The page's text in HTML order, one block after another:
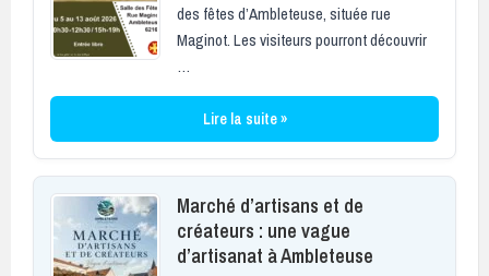
des fêtes d’Ambleteuse, située rue
Maginot. Les visiteurs pourront découvrir
…
Lire la suite »
Marché d’artisans et de
créateurs : une vague
d’artisanat à Ambleteuse